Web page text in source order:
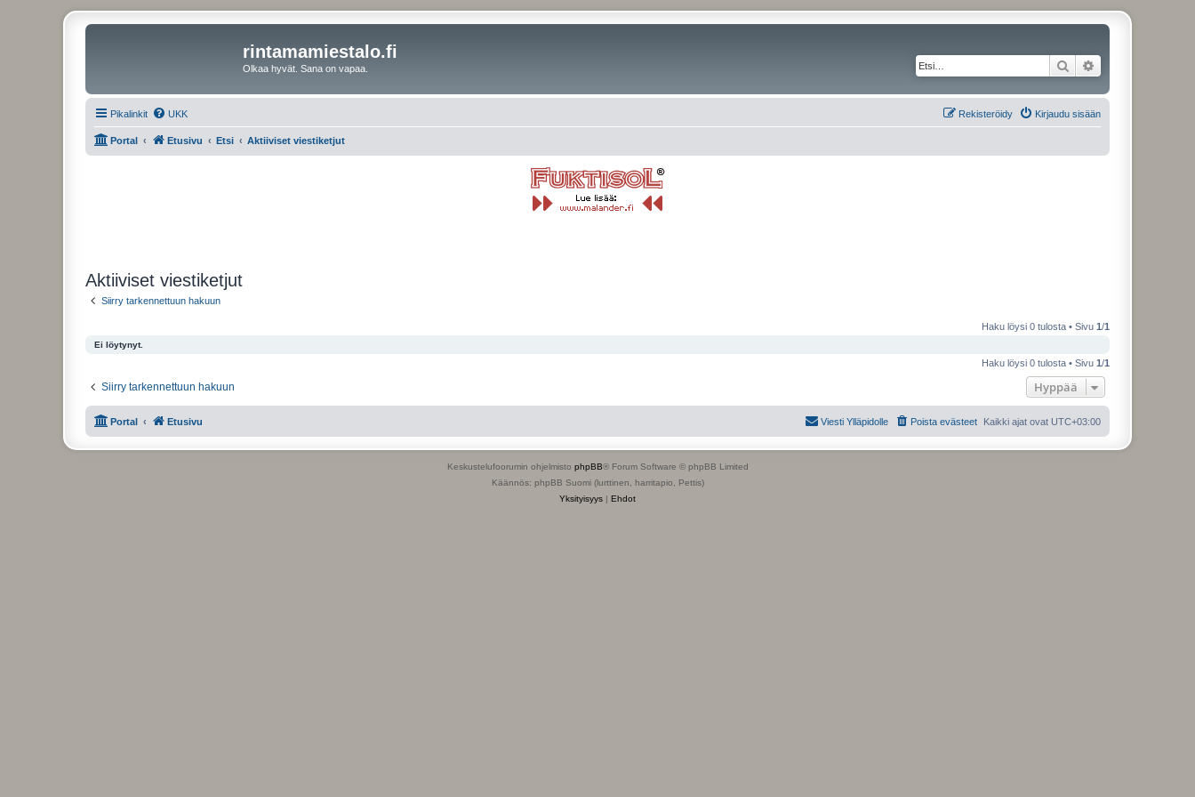
rintamamiestalo.fi
Olkaa hyvät. Sana on vapaa. Etsi
Pikalinkit UKK Kirjaudu sisään
Rekisteröidy
Portal Etusivu Etsi Aktiiviset viestiketjut
Aktiiviset viestiketjut
Siirry tarkennettuun hakuun
Haku löysi 0 tulosta • Sivu 1/1
Ei löytynyt.
Haku löysi 0 tulosta • Sivu 1/1
Siirry tarkennettuun hakuun Hyppää
Portal Etusivu Kaikki ajat ovat UTC+03:00
Poista evästeet
Viesti Ylläpidolle
Keskustelufoorumin ohjelmisto phpBB® Forum Software © phpBB Limited
Käännös: phpBB Suomi (lurttinen, harritapio, Pettis)
Yksityisyys | Ehdot